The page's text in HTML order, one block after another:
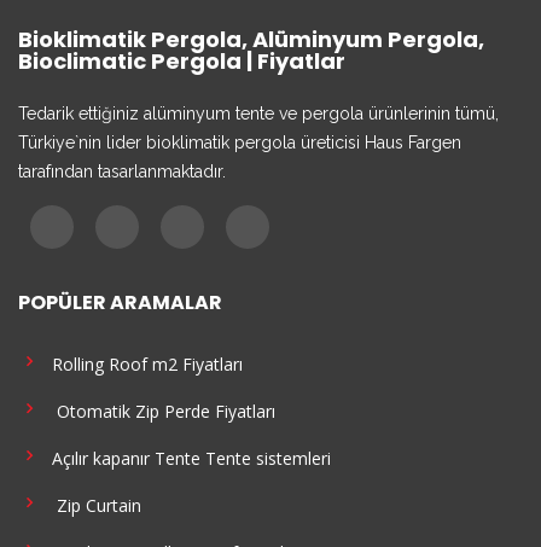
Bioklimatik Pergola, Alüminyum Pergola,
Bioclimatic Pergola | Fiyatlar
Tedarik ettiğiniz alüminyum tente ve pergola ürünlerinin tümü,
Türkiye`nin lider bioklimatik pergola üreticisi Haus Fargen
tarafından tasarlanmaktadır.
POPÜLER ARAMALAR
Rolling Roof m2 Fiyatları
Otomatik Zip Perde Fiyatları
Açılır kapanır Tente Tente sistemleri
Zip Curtain